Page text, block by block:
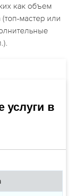
как объем
мастер или
услуги в